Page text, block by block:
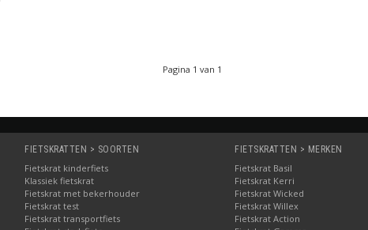
Pagina 1 van 1
FIETSKRATTEN > SOORTEN
Fietskrat kinderfiets
Klassiek fietskrat
Fietskrat met bekerhouder
Fietskrat test
Fietskrat transportfiets
FIETSKRATTEN > MERKEN
Fietskrat Basil
Fietskrat Kerri
Fietskrat Wicked
Fietskrat Willex
Fietskrat Action